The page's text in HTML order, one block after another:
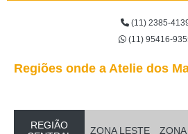
(11) 2385-
(11) 95416-
Regiões onde a Atelie dos
REGIÃO
ZONA LESTE